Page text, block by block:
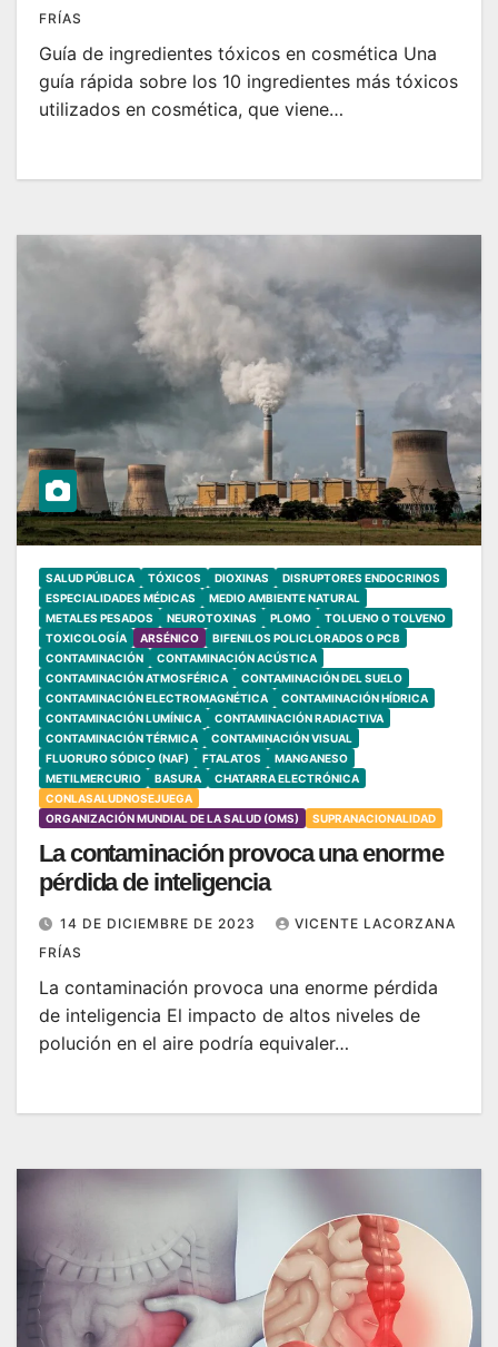
FRÍAS
Guía de ingredientes tóxicos en cosmética Una
guía rápida sobre los 10 ingredientes más tóxicos
utilizados en cosmética, que viene…
SALUD PÚBLICA TÓXICOS DIOXINAS
DISRUPTORES ENDOCRINOS
ESPECIALIDADES MÉDICAS
MEDIO AMBIENTE NATURAL
METALES PESADOS
NEUROTOXINAS PLOMO
TOLUENO O TOLVENO
TOXICOLOGÍA
ARSÉNICO
BIFENILOS POLICLORADOS O PCB
CONTAMINACIÓN
CONTAMINACIÓN ACÚSTICA
CONTAMINACIÓN ATMOSFÉRICA
CONTAMINACIÓN DEL SUELO
CONTAMINACIÓN ELECTROMAGNÉTICA
CONTAMINACIÓN HÍDRICA
CONTAMINACIÓN LUMÍNICA
CONTAMINACIÓN RADIACTIVA
CONTAMINACIÓN TÉRMICA
CONTAMINACIÓN VISUAL
FLUORURO SÓDICO (NAF)
FTALATOS
MANGANESO
METILMERCURIO
BASURA
CHATARRA ELECTRÓNICA
CONLASALUDNOSEJUEGA
ORGANIZACIÓN MUNDIAL DE LA SALUD (OMS)
SUPRANACIONALIDAD
La contaminación provoca una enorme
pérdida de inteligencia
14 DE DICIEMBRE DE 2023
VICENTE LACORZANA
FRÍAS
La contaminación provoca una enorme pérdida
de inteligencia El impacto de altos niveles de
polución en el aire podría equivaler…